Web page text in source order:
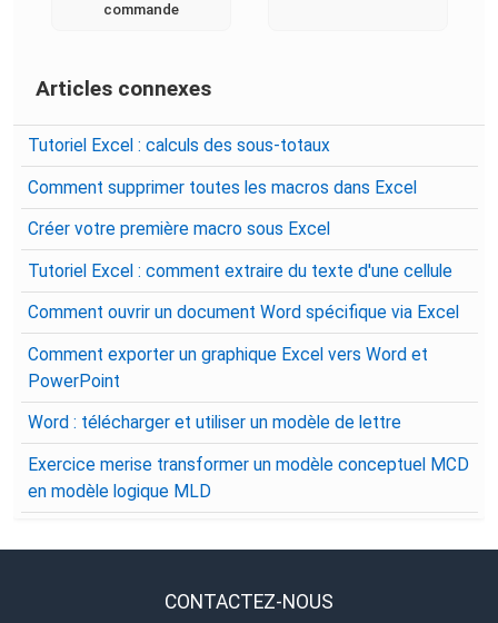
commande
Articles connexes
Tutoriel Excel : calculs des sous-totaux
Comment supprimer toutes les macros dans Excel
Créer votre première macro sous Excel
Tutoriel Excel : comment extraire du texte d'une cellule
Comment ouvrir un document Word spécifique via Excel
Comment exporter un graphique Excel vers Word et
PowerPoint
Word : télécharger et utiliser un modèle de lettre
Exercice merise transformer un modèle conceptuel MCD
en modèle logique MLD
CONTACTEZ-NOUS